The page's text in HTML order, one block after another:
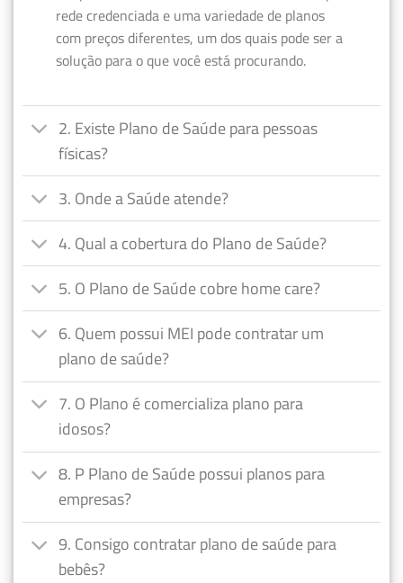
rede credenciada e uma variedade de planos
com preços diferentes, um dos quais pode ser a
solução para o que você está procurando.
2. Existe Plano de Saúde para pessoas
físicas?
3. Onde a Saúde atende?
4. Qual a cobertura do Plano de Saúde?
5. O Plano de Saúde cobre home care?
6. Quem possui MEI pode contratar um
plano de saúde?
7. O Plano é comercializa plano para
idosos?
8. P Plano de Saúde possui planos para
empresas?
9. Consigo contratar plano de saúde para
bebês?